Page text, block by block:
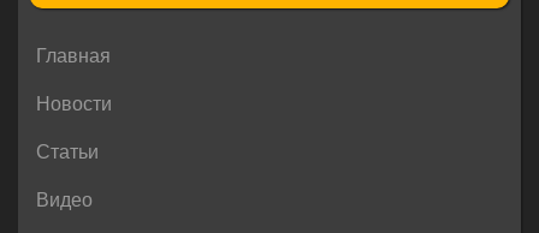
Главная
Новости
Статьи
Видео